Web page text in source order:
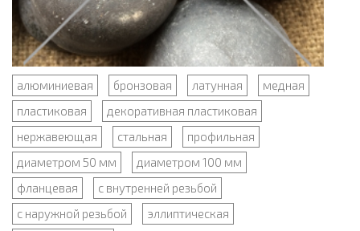
алюминиевая бронзовая латунная
медная
пластиковая
декоративная пластиковая
нержавеющая
стальная
профильная
диаметром 50 мм
диаметром 100 мм
фланцевая
с внутренней резьбой
с наружной резьбой
эллиптическая